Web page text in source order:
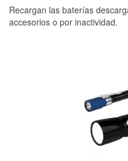
Recargan las baterías
accesorios o por inactividad.